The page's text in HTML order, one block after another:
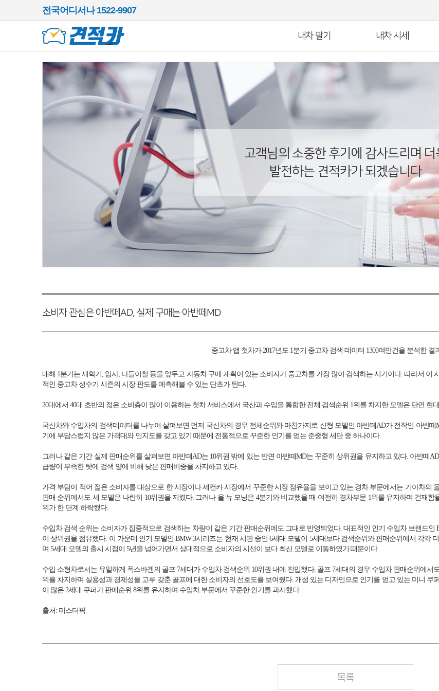
전국어디서나 1522-9907
내차 팔기 내차 시세
고객님의 소중한 후기에 감사드리며 더
발전하는 견적카가 되겠습니다
소비자 관심은 아반떼AD, 실제 구매는 아반떼MD
중고차 앱 첫차가 2017년도 1분기 중고차 검색 데이터 1300여만건을 분석한 결
매해 1분기는 새학기, 입사, 나들이철 등을 앞두고 자동차 구매 계획이 있는 소비자가 중고차를 가장 많이 검색하는 시기이다. 따라서
적인 중고차 성수기 시즌의 시장 판도를 예측해볼 수 있는 단초가 된다.
20대에서 40대 초반의 젊은 소비층이 많이 이용하는 첫차 서비스에서 국산과 수입을 통합한 전체 검색순위 1위를 차지한 모델은 단연 현
국산차와 수입차의 검색데이터를 나누어 살펴보면 먼저 국산차의 경우 전체순위와 마찬가지로 신형 모델인 아반떼AD가 전작인 아반
기에 부담스럽지 않은 가격대와 인지도를 갖고 있기 때문에 전통적으로 꾸준한 인기를 얻는 준중형 세단 중 하나이다.
그러나 같은 기간 실제 판매순위를 살펴보면 아반떼AD는 10위권 밖에 있는 반면 아반떼MD는 꾸준히 상위권을 유지하고 있다. 아반떼
급량이 부족한 탓에 검색 양에 비해 낮은 판매비중을 차지하고 있다.
가격 부담이 적어 젊은 소비자를 대상으로 한 시장이나 세컨카 시장에서 꾸준한 시장 점유율을 보이고 있는 경차 부문에서는 기아차의
판매 순위에서도 세 모델은 나란히 10위권을 지켰다. 그러나 올 뉴 모닝은 4분기와 비교했을 때 여전히 경차부문 1위를 유지하며 건재
위가 한 단계 하락했다.
수입차 검색 순위는 소비자가 집중적으로 검색하는 차량이 같은 기간 판매순위에도 그대로 반영되었다. 대표적인 인기 수입차 브랜드
이 상위권을 점유했다. 이 가운데 인기 모델인 BMW 3시리즈는 현재 시판 중인 6세대 모델이 5세대보다 검색순위와 판매순위에서 각각
며 5세대 모델의 출시 시점이 5년을 넘어가면서 상대적으로 소비자의 시선이 보다 최신 모델로 이동하였기 때문이다.
수입 소형차로서는 유일하게 폭스바겐의 골프 7세대가 수입차 검색순위 10위권 내에 진입했다. 골프 7세대의 경우 수입차 판매순위에서
위를 차지하며 실용성과 경제성을 고루 갖춘 골프에 대한 소비자의 선호도를 보여줬다. 개성 있는 디자인으로 인기를 얻고 있는 미니 쿠
이 많은 2세대 쿠퍼가 판매순위 8위를 유지하며 수입차 부문에서 꾸준한 인기를 과시했다.
출처: 미스터픽
목록